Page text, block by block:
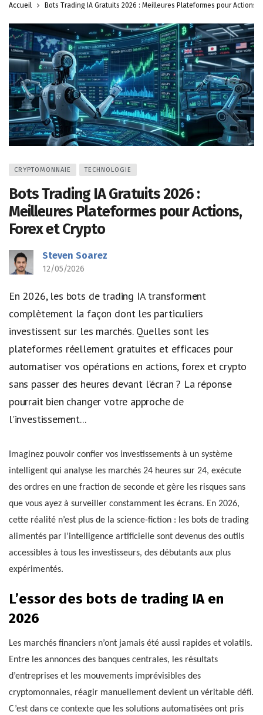
Accueil Bots Trading IA Gratuits 2026 : Meilleures Plateformes pour Actions,
CRYPTOMONNAIE TECHNOLOGIE
Bots Trading IA Gratuits 2026 :
Meilleures Plateformes pour Actions,
Forex et Crypto
Steven Soarez
12/05/2026
En 2026, les bots de trading IA transforment
complètement la façon dont les particuliers
investissent sur les marchés. Quelles sont les
plateformes réellement gratuites et efficaces pour
automatiser vos opérations en actions, forex et crypto
sans passer des heures devant l'écran ? La réponse
pourrait bien changer votre approche de
l'investissement...
Imaginez pouvoir confier vos investissements à un système
intelligent qui analyse les marchés 24 heures sur 24, exécute
des ordres en une fraction de seconde et gère les risques sans
que vous ayez à surveiller constamment les écrans. En 2026,
cette réalité n’est plus de la science-fiction : les bots de trading
alimentés par l’intelligence artificielle sont devenus des outils
accessibles à tous les investisseurs, des débutants aux plus
expérimentés.
L’essor des bots de trading IA en
2026
Les marchés financiers n’ont jamais été aussi rapides et volatils.
Entre les annonces des banques centrales, les résultats
d’entreprises et les mouvements imprévisibles des
cryptomonnaies, réagir manuellement devient un véritable défi.
C’est dans ce contexte que les solutions automatisées ont pris